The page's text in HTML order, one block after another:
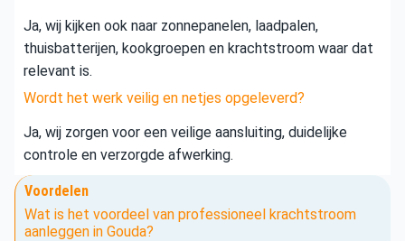
Ja, wij kijken ook naar zonnepanelen, laadpalen,
thuisbatterijen, kookgroepen en krachtstroom waar dat
relevant is.
Wordt het werk veilig en netjes opgeleverd?
Ja, wij zorgen voor een veilige aansluiting, duidelijke
controle en verzorgde afwerking.
Voordelen
Wat is het voordeel van professioneel krachtstroom
aanleggen in Gouda?